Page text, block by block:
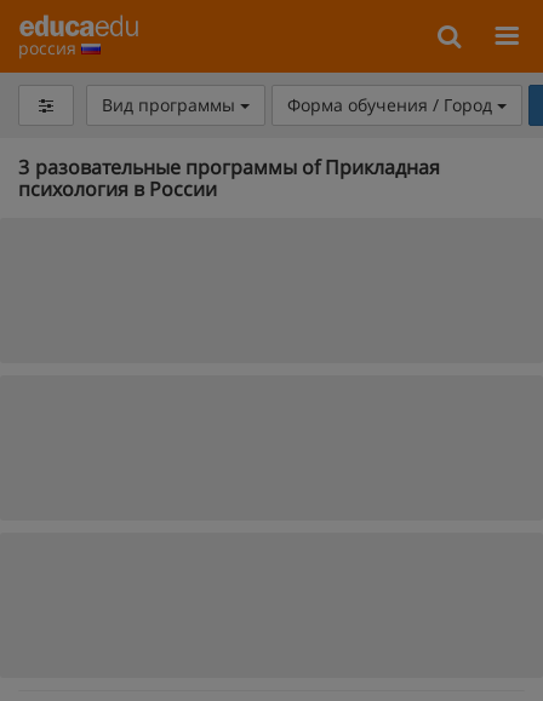
россия
Вид программы Форма обучения / Город
3 разовательные программы of Прикладная
психология в России